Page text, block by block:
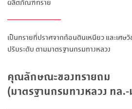
ผลิตภัณฑ์ทราย
เป็นทรายที่ปราศจากก้อนดินเหนียว และเศษ
ปรับระดับ ตามมาตรฐานกรมทางหลวง
คุณลักษณะของทรายถม
(มาตรฐานกรมทางหลวง ทล